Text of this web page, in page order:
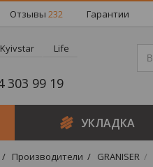
Отзывы 232 Гарантии
Kyivstar Life
303 99 19
УКЛАДКА
Производители GRANISER